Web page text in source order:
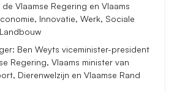
Vlaamse Regering en Vlaams
Innovatie, Werk, Sociale
Ben Weyts viceminister-president
Regering, Vlaams minister van
Dierenwelzijn en Vlaamse Rand